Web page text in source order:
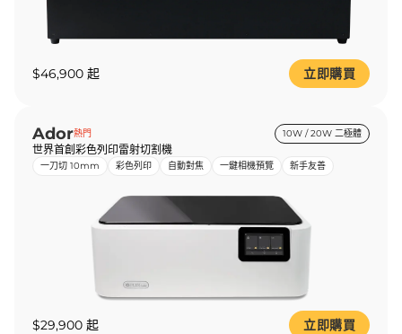
$46,900 起 立即購買
Ador熱門 10W / 20W 二極體
世界首創彩色列印雷射切割機
一刀切 10mm 彩色列印 自動對焦 一鍵相機預覽 新手友善
$29,900 起 立即購買